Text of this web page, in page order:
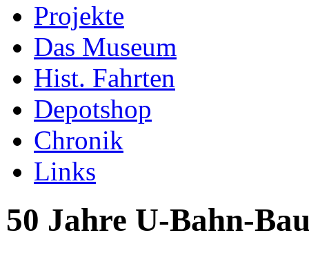
Projekte
Das Museum
Hist. Fahrten
Depotshop
Chronik
Links
50 Jahre U-Bahn-